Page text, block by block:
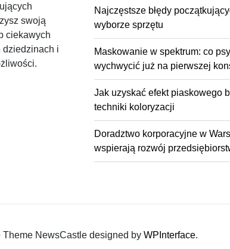
swoją
ciekawych
dziedzinach i
Najczęstsze błędy
wyborze sprzętu
Maskowanie w spektrum: co
wychwycić już na pierwszej
Jak uzyskać efekt piaskowego
techniki koloryzacji
Doradztwo korporacyjne w
wspierają rozwój
NewsCastle designed by WPInterface.